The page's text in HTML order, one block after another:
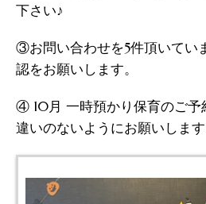
下さい♪
③お問い合わせを5件頂いてい
認をお願いします。
④ 10月 一時預かり保育のご予
違いのないようにお願いします